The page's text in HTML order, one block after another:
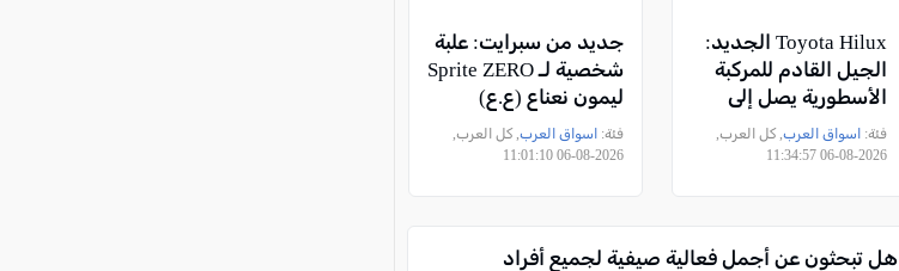
Toyota Hilux الجديد:
الجيل القادم للمركبة
الأسطورية يصل إلى
إسرائيل (ع.ع)
فئة: اسواق العرب, كل العرب,
2026-08-06 11:34:57
جديد من سبرايت: علبة
شخصية لـ Sprite ZERO
ليمون نعناع (ع.ع)
فئة: اسواق العرب, كل العرب,
2026-08-06 11:01:10
هل تبحثون عن أجمل فعالية صيفية لجميع أفراد